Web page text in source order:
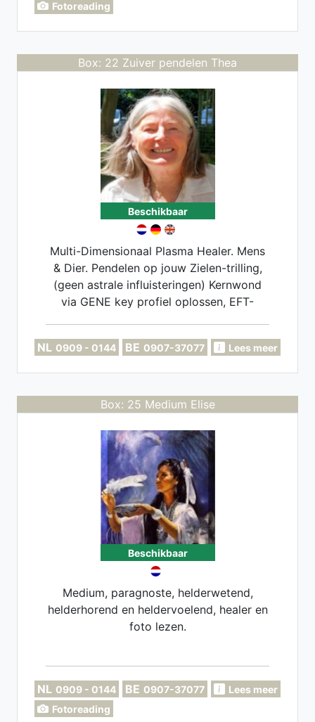
duidelijkheid te vinden in uw vragen. Liefs
Fotoreading
Box: 22 Zuiver pendelen Thea
Beschikbaar
Multi-Dimensionaal Plasma Healer. Mens
& Dier. Pendelen op jouw Zielen-trilling,
(geen astrale influisteringen) Kernwond
via GENE key profiel oplossen, EFT-
retrieval opschonen.
NL 0909 - 0144 BE 0907-37077 Lees meer
Box: 25 Medium Elise
Beschikbaar
Medium, paragnoste, helderwetend,
helderhorend en heldervoelend, healer en
foto lezen.
NL 0909 - 0144 BE 0907-37077
Lees meer
Fotoreading